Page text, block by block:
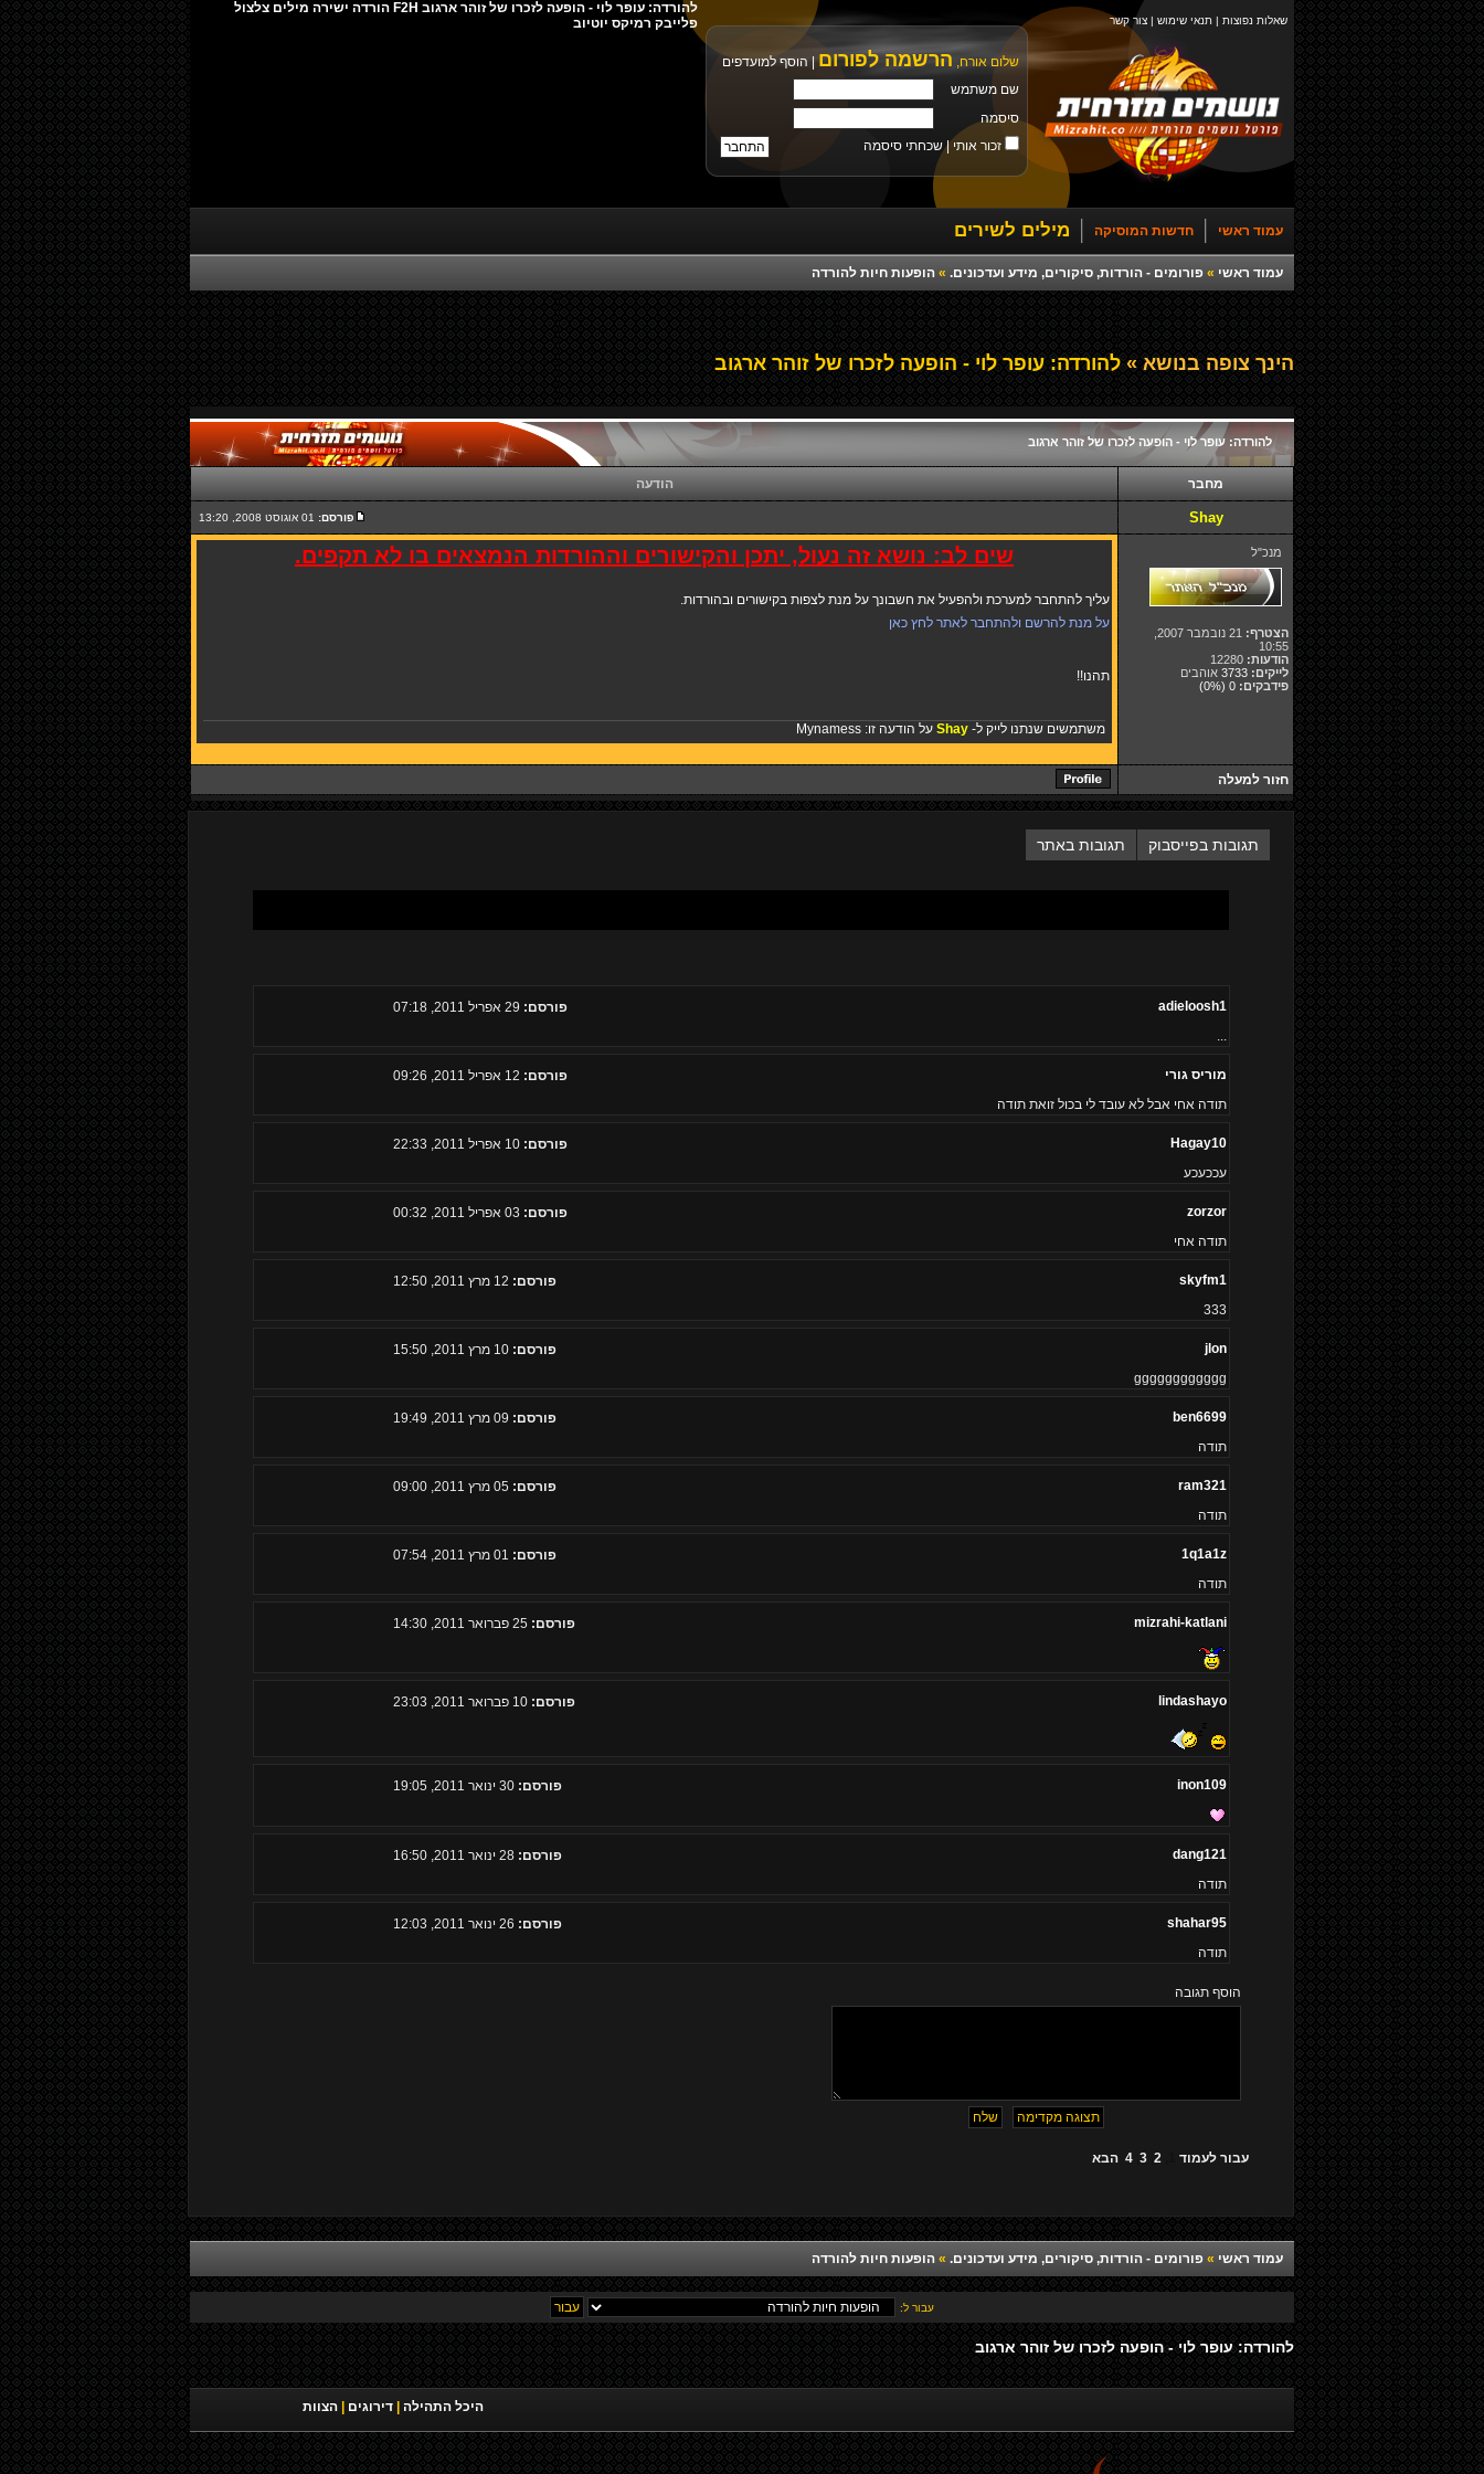
שאלות נפוצות | תנאי שימוש | צור קשר
שלום אורח, הרשמה לפורום
הוסף למועדפים
שם משתמש
סיסמה
זכור אותי |שכחתי סיסמה
להורדה: עופר לוי - הופעה לזכרו של זוהר ארגוב F2H הורדה ישירה מילים צלצול
פלייבק רמיקס יוטיוב
עמוד ראשי חדשות המוסיקה מילים לשירים
עמוד ראשי » פורומים - הורדות, סיקורים, מידע ועדכונים. » הופעות חיות להורדה
הינך צופה בנושא » להורדה: עופר לוי - הופעה לזכרו של זוהר ארגוב
להורדה: עופר לוי - הופעה לזכרו של זוהר ארגוב
מחבר הודעה
Shay פורסם:
מנכ"ל
הצטרף:
10:55
הודעות:
לייקים: 3733 אוהבים
פידבקים: 0
(0%)
שים לב: נושא זה נעול, יתכן והקישורים וההורדות הנמצאים בו לא תקפים.
עליך להתחבר למערכת ולהפעיל את חשבונך על מנת לצפות בקישורים ובהורדות.
על מנת להרשם ולהתחבר לאתר לחץ כאן
תהנו!!
משתמשים שנתנו לייק ל- Shay על הודעה זו: Mynamess
חזור למעלה
תגובות בפייסבוק תגובות באתר
adieloosh1 פורסם:
...
מוריס גורי פורסם:
תודה אחי אבל לא עובד לי בכול זואת תודה
Hagay10 פורסם: 10 אפריל 2011, 22:33
עככעכע
zorzor פורסם:
תודה אחי
skyfm1 פורסם:
333
jlon פורסם: 10 מרץ 2011, 15:50
gggggggggggg
ben6699 פורסם:
תודה
ram321 פורסם:
תודה
1q1a1z פורסם:
תודה
mizrahi-katlani פורסם:
lindashayo פורסם: 10 פברואר 2011, 23:03
inon109 פורסם: 30 ינואר 2011, 19:05
dang121 פורסם: 28 ינואר 2011, 16:50
תודה
shahar95 פורסם:
תודה
הוסף תגובה
עבור לעמוד 2
3
4 הבא
עמוד ראשי » פורומים - הורדות, סיקורים, מידע ועדכונים. » הופעות חיות להורדה
עבור ל:
להורדה: עופר לוי - הופעה לזכרו של זוהר ארגוב
היכל התהילה דירוגים הצוות